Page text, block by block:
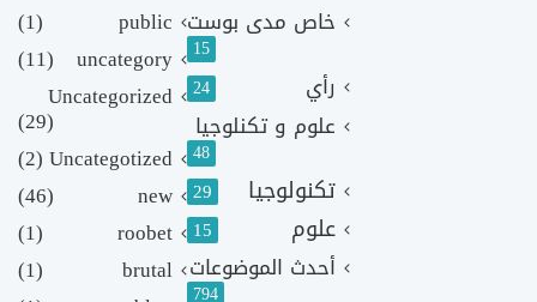
خاص مدى بوست
15
رأي 24
علوم و تكنلوجيا
48
تكنولوجيا 29
علوم 15
أحدث الموضوعات
794
public
(1)
uncategory
(11)
Uncategorized
(29)
Uncategotized
(2)
new
(46)
roobet
(1)
brutal
(1)